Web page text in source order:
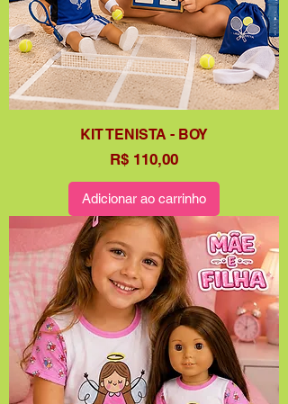
KIT TENISTA - BOY
Preço
R$ 110,00
Adicionar ao carrinho